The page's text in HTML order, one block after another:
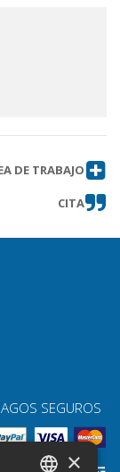
DE TRABAJO
CITA
SEGUROS
×